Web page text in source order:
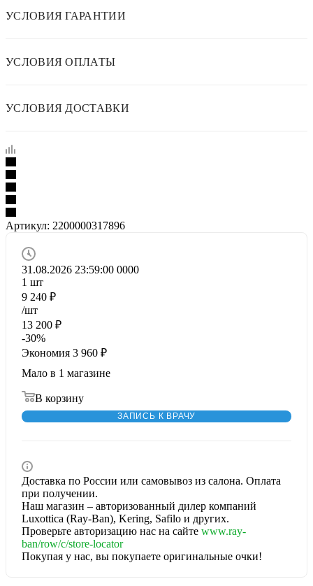
УСЛОВИЯ ГАРАНТИИ
УСЛОВИЯ ОПЛАТЫ
УСЛОВИЯ ДОСТАВКИ
Артикул: 2200000317896
31.08.2026 23:59:00 0000
1 шт
9 240 ₽
/шт
13 200 ₽
-30%
Экономия 3 960 ₽
Мало в 1 магазине
В корзину
ЗАПИСЬ К ВРАЧУ
Доставка по России или самовывоз из салона. Оплата
при получении.
Наш магазин – авторизованный дилер компаний
Luxottica (Ray-Ban), Kering, Safilo и других.
Проверьте авторизацию нас на сайте www.ray-
ban/row/c/store-locator
Покупая у нас, вы покупаете оригинальные очки!